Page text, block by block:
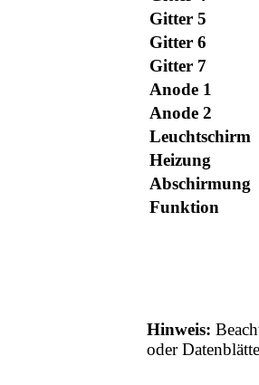
Gitter 5
Gitter 6
Gitter 7
Anode 1
Anode 2
Leuchtschirm
Heizung
Abschirmung
Funktion
Hinweis:
oder